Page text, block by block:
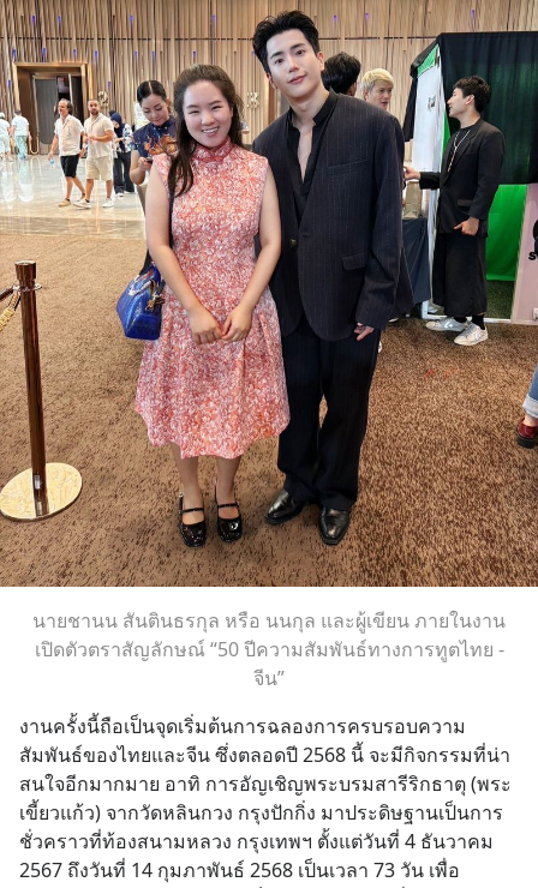
นายชานน สันตินธรกุล หรือ นนกุล และผู้เขียน ภายในงาน
เปิดตัวตราสัญลักษณ์ “50 ปีความสัมพันธ์ทางการทูตไทย -
จีน”
งานครั้งนี้ถือเป็นจุดเริ่มต้นการฉลองการครบรอบความ
สัมพันธ์ของไทยและจีน ซึ่งตลอดปี 2568 นี้ จะมีกิจกรรมที่น่า
สนใจอีกมากมาย อาทิ การอัญเชิญพระบรมสารีริกธาตุ (พระ
เขี้ยวแก้ว) จากวัดหลินกวง กรุงปักกิ่ง มาประดิษฐานเป็นการ
ชั่วคราวที่ท้องสนามหลวง กรุงเทพฯ ตั้งแต่วันที่ 4 ธันวาคม
2567 ถึงวันที่ 14 กุมภาพันธ์ 2568 เป็นเวลา 73 วัน เพื่อ